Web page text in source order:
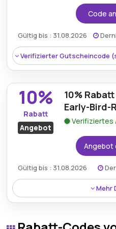
Code
Gültig bis : 31.08.2026
Verifizierter Gutscheincode
10%
Rabatt
Angebot
10%
Early-Bird-
Verifiziertes
Angebot
Gültig bis : 31.08.2026
Mehr
bodenmontierte,